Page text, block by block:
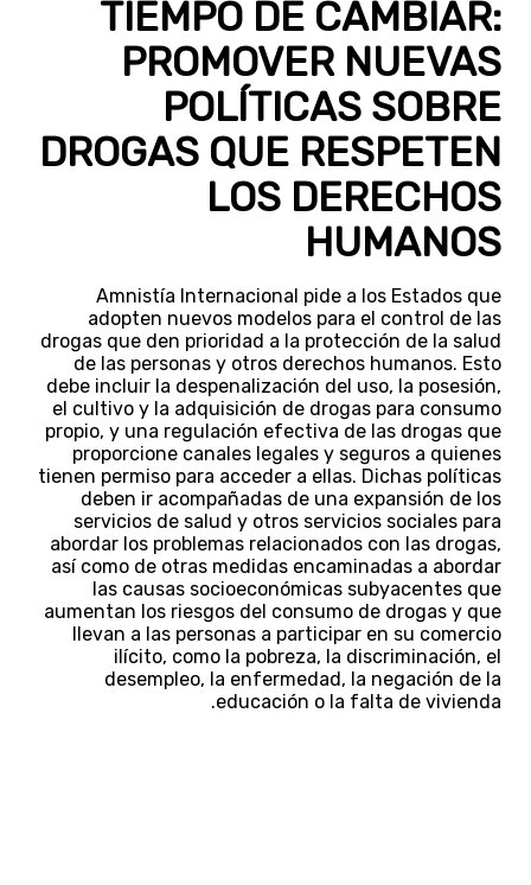
TIEMPO DE CAMBIAR:
PROMOVER NUEVAS
POLÍTICAS SOBRE
DROGAS QUE RESPETEN
LOS DERECHOS
HUMANOS
Amnistía Internacional pide a los Estados que
adopten nuevos modelos para el control de las
drogas que den prioridad a la protección de la salud
de las personas y otros derechos humanos. Esto
debe incluir la despenalización del uso, la posesión,
el cultivo y la adquisición de drogas para consumo
propio, y una regulación efectiva de las drogas que
proporcione canales legales y seguros a quienes
tienen permiso para acceder a ellas. Dichas políticas
deben ir acompañadas de una expansión de los
servicios de salud y otros servicios sociales para
abordar los problemas relacionados con las drogas,
así como de otras medidas encaminadas a abordar
las causas socioeconómicas subyacentes que
aumentan los riesgos del consumo de drogas y que
llevan a las personas a participar en su comercio
ilícito, como la pobreza, la discriminación, el
desempleo, la enfermedad, la negación de la
educación o la falta de vivienda.